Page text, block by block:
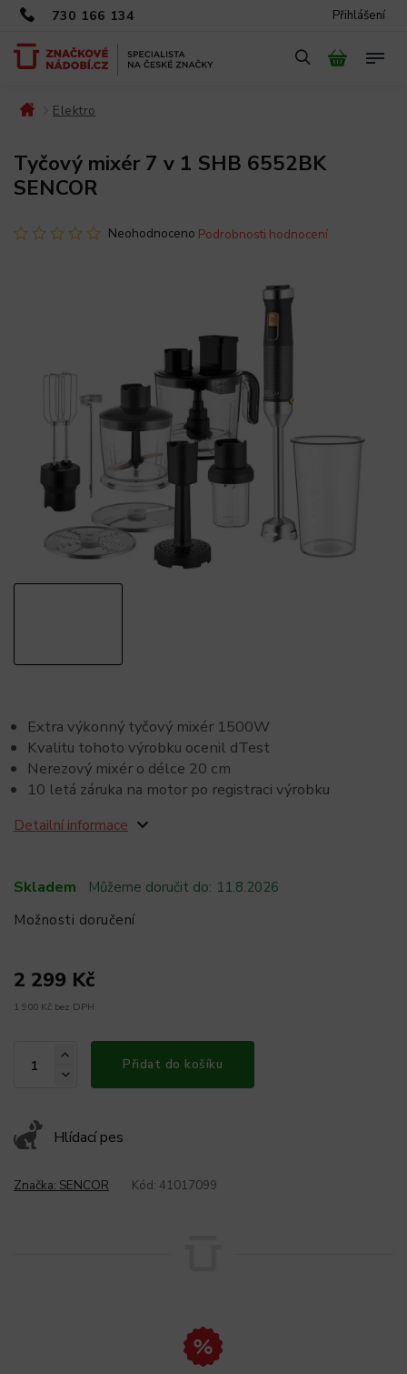
730 166 134 Přihlášení
Elektro
Tyčový mixér 7 v 1 SHB 6552BK
SENCOR
Neohodnoceno Podrobnosti hodnocení
Skladem Můžeme doručit do: 11.8.2026
Možnosti doručení
2 299 Kč
1 900 Kč bez DPH
Přidat do košíku
Hlídací pes
Extra výkonný tyčový mixér 1500W
Kvalitu tohoto výrobku ocenil dTest
Nerezový mixér o délce 20 cm
10 letá záruka na motor po registraci výrobku
Detailní informace
Značka: SENCOR Kód: 41017099